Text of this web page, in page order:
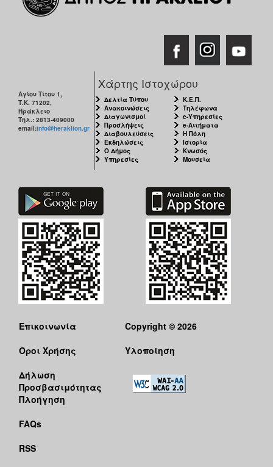
Αγίου Τίτου 1,
Τ.Κ. 71202,
Ηράκλειο
Τηλ.: 2813-409000
email:info@heraklion.gr
Χάρτης Ιστοχώρου
Δελτία Τύπου
Ανακοινώσεις
Διαγωνισμοί
Προσλήψεις
Διαβουλεύσεις
Εκδηλώσεις
Ο Δήμος
Υπηρεσίες
Κ.Ε.Π.
Τηλέφωνα
e-Υπηρεσίες
e-Αιτήματα
Η Πόλη
Ιστορία
Κνωσός
Μουσεία
Επικοινωνία
Όροι Χρήσης
Δήλωση
Προσβασιμότητας
Πλοήγηση
FAQs
RSS
Copyright © 2026
Υλοποίηση